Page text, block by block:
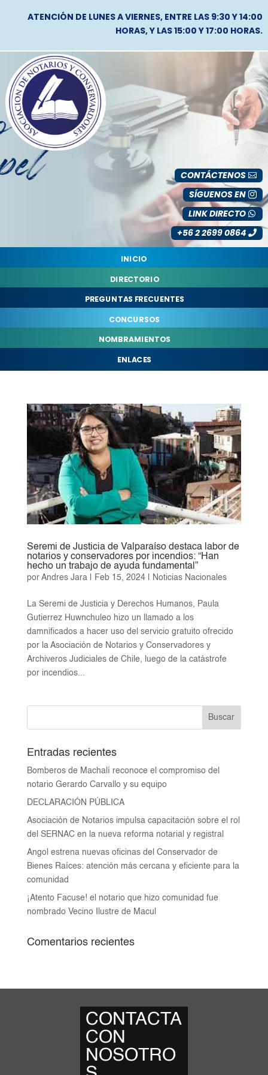
ATENCIÓN DE LUNES A VIERNES, ENTRE LAS 9:30 Y 14:00
HORAS, Y LAS 15:00 Y 17:00 HORAS.
CONTÁCTENOS
SÍGUENOS EN
LINK DIRECTO
+56 2 2699 0864
INICIO
DIRECTORIO
PREGUNTAS FRECUENTES
CONCURSOS
NOMBRAMIENTOS
ENLACES
Seremi de Justicia de Valparaíso destaca labor de
notarios y conservadores por incendios: “Han
hecho un trabajo de ayuda fundamental”
por Andres Jara| Feb 15, 2024| Noticias Nacionales
La Seremi de Justicia y Derechos Humanos, Paula
Gutierrez Huwnchuleo hizo un llamado a los
damnificados a hacer uso del servicio gratuito ofrecido
por la Asociación de Notarios y Conservadores y
Archiveros Judiciales de Chile, luego de la catástrofe
por incendios...
Entradas recientes
Bomberos de Machalí reconoce el compromiso del
notario Gerardo Carvallo y su equipo
DECLARACIÓN PÚBLICA
Asociación de Notarios impulsa capacitación sobre el rol
del SERNAC en la nueva reforma notarial y registral
Angol estrena nuevas oficinas del Conservador de
Bienes Raíces: atención más cercana y eficiente para la
comunidad
¡Atento Facuse! el notario que hizo comunidad fue
nombrado Vecino Ilustre de Macul
Comentarios recientes
CONTACTA
CON
NOSOTRO